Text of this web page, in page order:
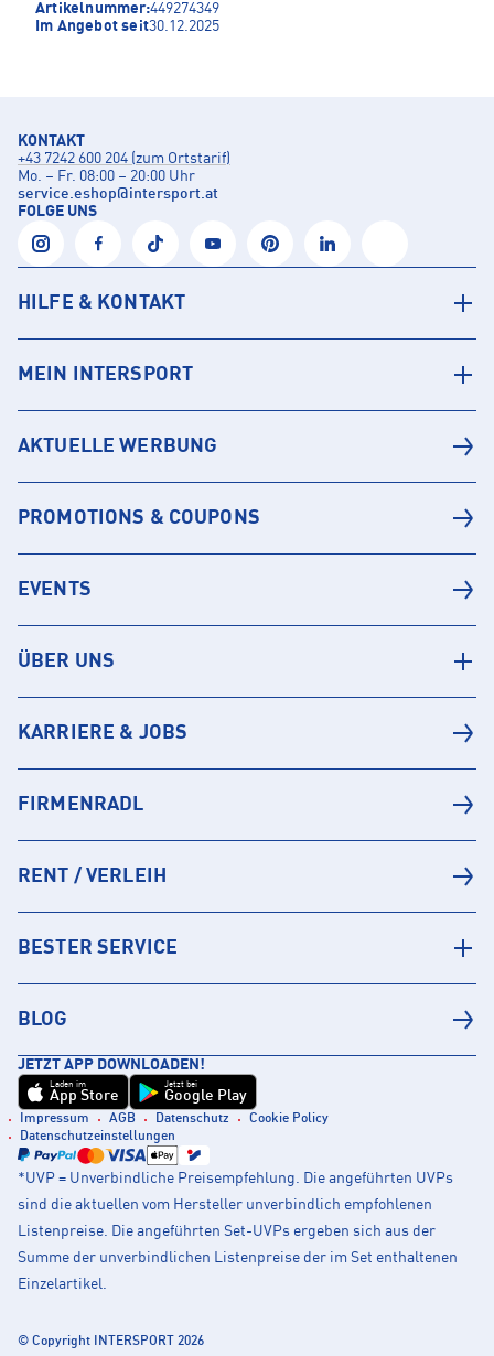
Artikelnummer:449274349
Im Angebot seit30.12.2025
KONTAKT
+43 7242 600 204 (zum Ortstarif)
Mo. – Fr. 08:00 – 20:00 Uhr
service.eshop@intersport.at
FOLGE UNS
HILFE & KONTAKT
MEIN INTERSPORT
AKTUELLE WERBUNG
PROMOTIONS & COUPONS
EVENTS
ÜBER UNS
KARRIERE & JOBS
FIRMENRADL
RENT / VERLEIH
BESTER SERVICE
BLOG
JETZT APP DOWNLOADEN!
Laden im
App Store
Jetzt bei
Google Play
Impressum AGB Datenschutz
Cookie Policy
Datenschutzeinstellungen
*UVP = Unverbindliche Preisempfehlung. Die angeführten UVPs
sind die aktuellen vom Hersteller unverbindlich empfohlenen
Listenpreise. Die angeführten Set-UVPs ergeben sich aus der
Summe der unverbindlichen Listenpreise der im Set enthaltenen
Einzelartikel.
© Copyright INTERSPORT 2026